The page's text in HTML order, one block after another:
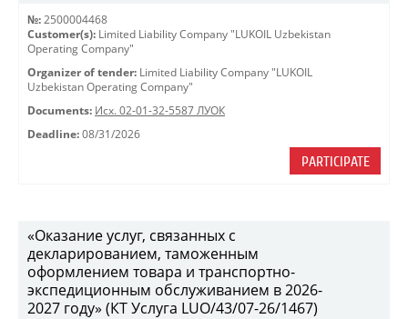
№: 2500004468
Customer(s): Limited Liability Company "LUKOIL Uzbekistan
Operating Company"
Organizer of tender: Limited Liability Company "LUKOIL
Uzbekistan Operating Company"
Documents: Исх. 02-01-32-5587 ЛУОК
Deadline: 08/31/2026
PARTICIPATE
«Оказание услуг, связанных с
декларированием, таможенным
оформлением товара и транспортно-
экспедиционным обслуживанием в 2026-
2027 году» (КТ Услуга LUO/43/07-26/1467)